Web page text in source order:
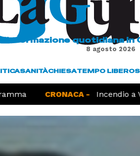
L'informazione quotidiana in
8 agosto 2026
SANITÀCHIESATEMPO LIBERO
CRONACA - Incendio a